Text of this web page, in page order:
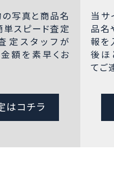
写真と商品名
スピード査定
定スタッフが
額を素早くお
はコチラ
当サ
品名
報を
後ほ
てご